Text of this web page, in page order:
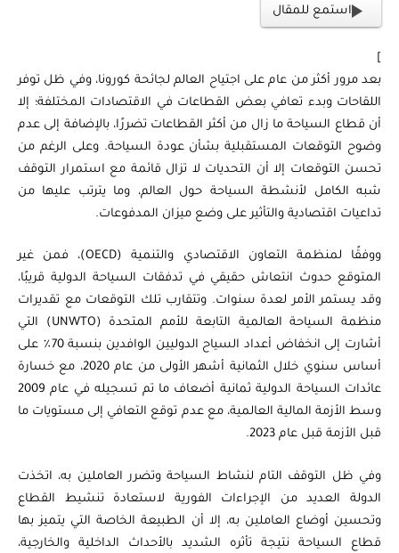
استمع للمقال
بعد مرور أكثر من عام على اجتياح العالم لجائحة كورونا، وفي ظل توفر
اللقاحات وبدء تعافي بعض القطاعات في الاقتصادات المختلفة؛ إلا
أن قطاع السياحة ما زال من أكثر القطاعات تضررًا، بالإضافة إلى عدم
وضوح التوقعات المستقبلية بشأن عودة السياحة. وعلى الرغم من
تحسن التوقعات إلا أن التحديات لا تزال قائمة مع استمرار التوقف
شبه الكامل لأنشطة السياحة حول العالم، وما يترتب عليها من
تداعيات اقتصادية والتأثير على وضع ميزان المدفوعات.
ووفقًا لمنظمة التعاون الاقتصادي والتنمية (OECD)، فمن غير
المتوقع حدوث انتعاش حقيقي في تدفقات السياحة الدولية قريبًا،
وقد يستمر الأمر لعدة سنوات. وتتقارب تلك التوقعات مع تقديرات
منظمة السياحة العالمية التابعة للأمم المتحدة (UNWTO) التي
أشارت إلى انخفاض أعداد السياح الدوليين الوافدين بنسبة 70٪ على
أساس سنوي خلال الثمانية أشهر الأولى من عام 2020، مع خسارة
عائدات السياحة الدولية ثمانية أضعاف ما تم تسجيله في عام 2009
وسط الأزمة المالية العالمية، مع عدم توقع التعافي إلى مستويات ما
قبل الأزمة قبل عام 2023.
وفي ظل التوقف التام لنشاط السياحة وتضرر العاملين به، اتخذت
الدولة العديد من الإجراءات الفورية لاستعادة تنشيط القطاع
وتحسين أوضاع العاملين به، إلا أن الطبيعة الخاصة التي يتميز بها
قطاع السياحة نتيجة تأثره الشديد بالأحداث الداخلية والخارجية،